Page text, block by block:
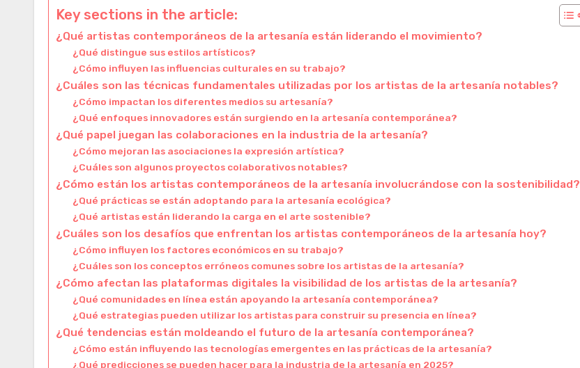
Key sections in the article:
¿Qué artistas contemporáneos de la artesanía están liderando el movimiento?
¿Qué distingue sus estilos artísticos?
¿Cómo influyen las influencias culturales en su trabajo?
¿Cuáles son las técnicas fundamentales utilizadas por los artistas de la artesanía notables?
¿Cómo impactan los diferentes medios su artesanía?
¿Qué enfoques innovadores están surgiendo en la artesanía contemporánea?
¿Qué papel juegan las colaboraciones en la industria de la artesanía?
¿Cómo mejoran las asociaciones la expresión artística?
¿Cuáles son algunos proyectos colaborativos notables?
¿Cómo están los artistas contemporáneos de la artesanía involucrándose con la sostenibilidad?
¿Qué prácticas se están adoptando para la artesanía ecológica?
¿Qué artistas están liderando la carga en el arte sostenible?
¿Cuáles son los desafíos que enfrentan los artistas contemporáneos de la artesanía hoy?
¿Cómo influyen los factores económicos en su trabajo?
¿Cuáles son los conceptos erróneos comunes sobre los artistas de la artesanía?
¿Cómo afectan las plataformas digitales la visibilidad de los artistas de la artesanía?
¿Qué comunidades en línea están apoyando la artesanía contemporánea?
¿Qué estrategias pueden utilizar los artistas para construir su presencia en línea?
¿Qué tendencias están moldeando el futuro de la artesanía contemporánea?
¿Cómo están influyendo las tecnologías emergentes en las prácticas de la artesanía?
¿Qué predicciones se pueden hacer para la industria de la artesanía en 2025?